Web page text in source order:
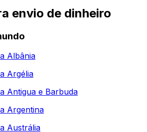
envio de dinheiro
Albânia
Argélia
Antigua e Barbuda
Argentina
Austrália